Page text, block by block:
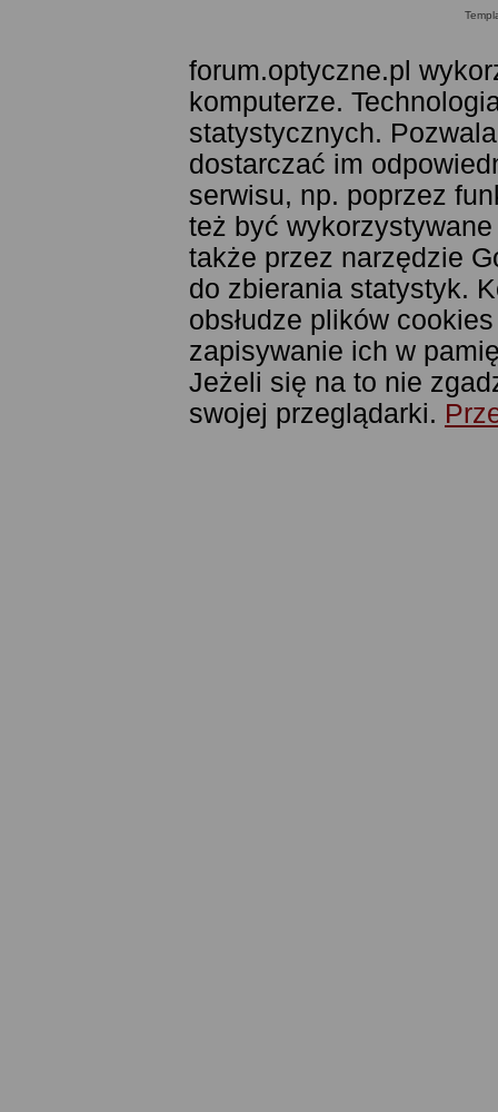
forum.optyczne.pl
komputerze.
statystycznych.
dostarczać im
serwisu, np. poprzez
też być
także przez narzędzie
do zbierania statystyk.
obsłudze plików
zapisywanie ich w
Jeżeli się na to nie
swojej przeglądarki.